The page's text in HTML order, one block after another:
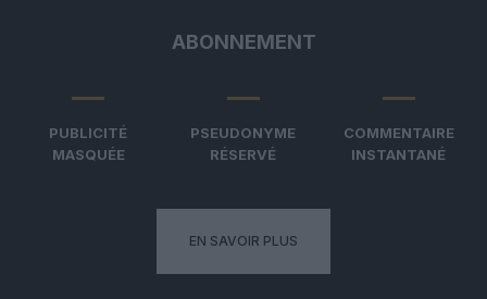
ABONNEMENT
PUBLICITÉ
MASQUÉE
PSEUDONYME
RÉSERVÉ
COMMENTAIRE
INSTANTANÉ
EN SAVOIR PLUS